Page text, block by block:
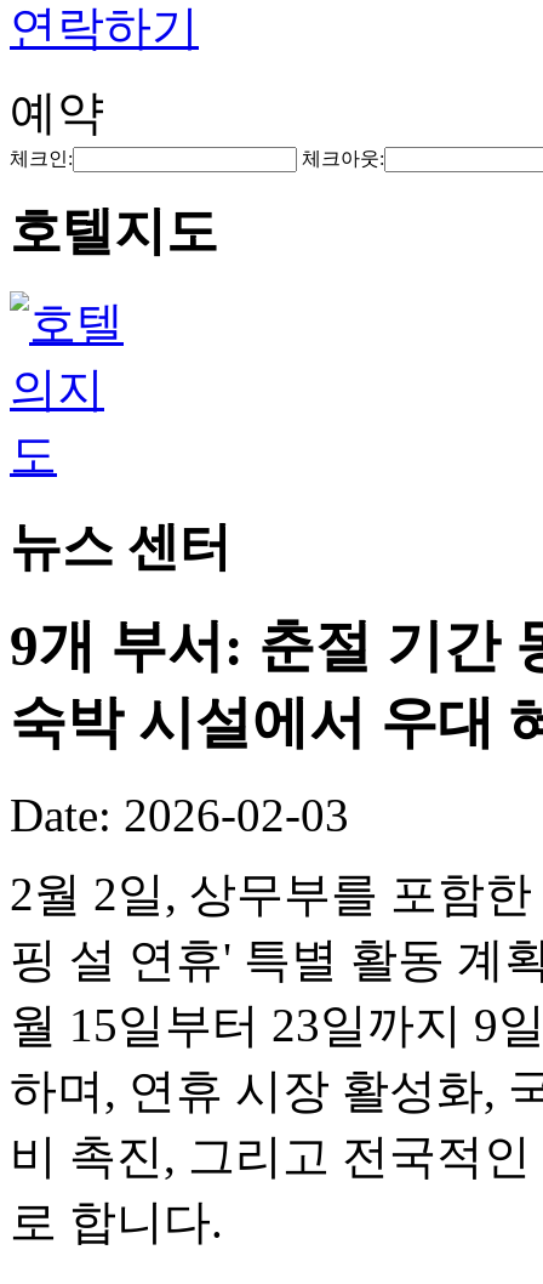
연락하기
예약
체크인: 체크아웃:
호텔지도
뉴스 센터
9개 부서: 춘절 기간
숙박 시설에서 우대
Date: 2026-02-03
2월 2일, 상무부를 포함
핑 설 연휴' 특별 활동 계
월 15일부터 23일까지 9
하며, 연휴 시장 활성화,
비 촉진, 그리고 전국적
로 합니다.